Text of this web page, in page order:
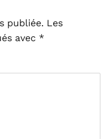
publiée. Les
avec *